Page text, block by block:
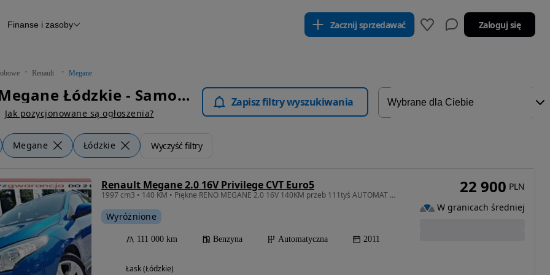
Raport z inspekcji
Otomoto News
Finanse i zasoby Zacznij sprzedawać Zaloguj się
Renault Megane
Renault Megane Łódzkie - Samochody Osobowe
Jak pozycjonowane są ogłoszenia?
Zapisz filtry wyszukiwania
Megane Łódzkie Wyczyść filtry
Renault Megane 2.0 16V Privilege CVT Euro5
1997 cm3 • 140 KM • Piękne RENO MEGANE 2.0 16V 140KM przeb 111tyś AUTOMAT 1ROK GWARANCJI !
Wyróżnione
111 000 km Benzyna Automatyczna 2011
Łask (Łódzkie)
22 900 PLN
W granicach średniej